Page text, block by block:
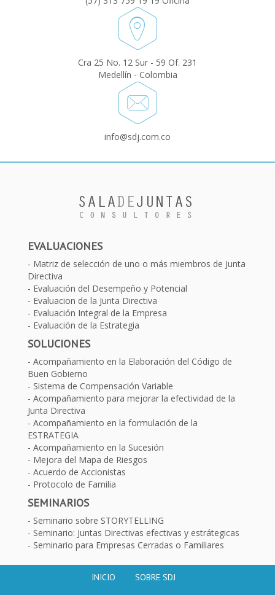
Cra 25 No. 12 Sur - 59 Of. 231
Medellín - Colombia
info@sdj.com.co
EVALUACIONES
Matriz de selección de uno o más miembros de Junta
Directiva
Evaluación del Desempeño y Potencial
Evaluacion de la Junta Directiva
Evaluación Integral de la Empresa
Evaluación de la Estrategia
SOLUCIONES
Acompañamiento en la Elaboración del Código de
Buen Gobierno
Sistema de Compensación Variable
Acompañamiento para mejorar la efectividad de la
Junta Directiva
Acompañamiento en la formulación de la
ESTRATEGIA
Acompañamiento en la Sucesión
Mejora del Mapa de Riesgos
Acuerdo de Accionistas
Protocolo de Familia
SEMINARIOS
Seminario sobre STORYTELLING
Seminario: Juntas Directivas efectivas y estrátegicas
Seminario para Empresas Cerradas o Familiares
INICIO SOBRE SDJ